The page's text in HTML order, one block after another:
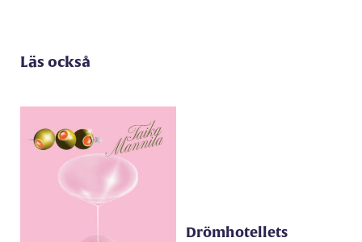
Läs också
Drömhotellets